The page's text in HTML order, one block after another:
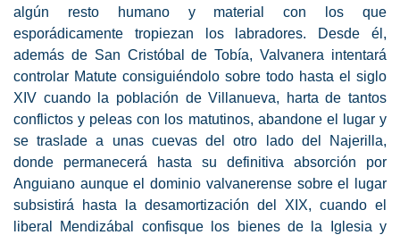
algún resto humano y material con los que
esporádicamente tropiezan los labradores. Desde él,
además de San Cristóbal de Tobía, Valvanera intentará
controlar Matute consiguiéndolo sobre todo hasta el siglo
XIV cuando la población de Villanueva, harta de tantos
conflictos y peleas con los matutinos, abandone el lugar y
se traslade a unas cuevas del otro lado del Najerilla,
donde permanecerá hasta su definitiva absorción por
Anguiano aunque el dominio valvanerense sobre el lugar
subsistirá hasta la desamortización del XIX, cuando el
liberal Mendizábal confisque los bienes de la Iglesia y